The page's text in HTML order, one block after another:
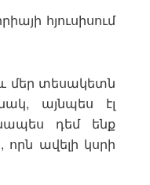
հյուսիսում
մեր տեսակետն
այնպես էլ
դեմ ենք
որն ավելի կսրի